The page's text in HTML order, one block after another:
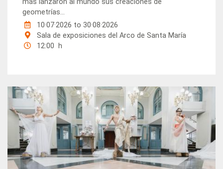
más lanzaron al mundo sus creaciones de
geometrías...
10·07·2026 to 30·08·2026
Sala de exposiciones del Arco de Santa María
12:00 h